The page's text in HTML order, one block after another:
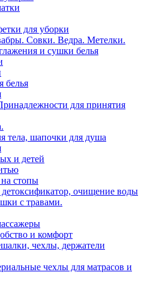
для уборки
Совки. Ведра. Метелки.
и сушки белья
белья
для принятия
тела, шапочки для душа
и детей
стопы
детоксификатор, очищение воды
с травами.
и комфорт
чехлы, держатели
чехлы для матрасов и